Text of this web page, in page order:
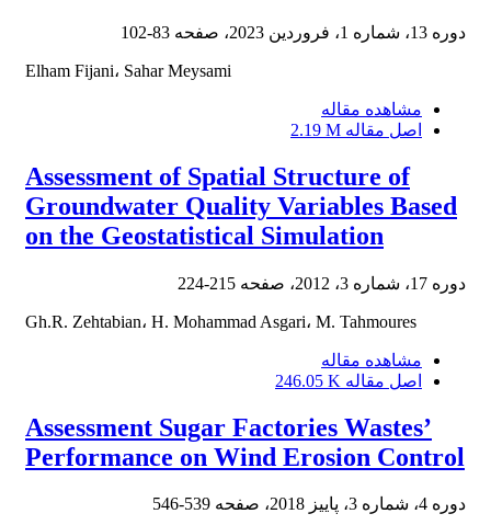
دوره 13، شماره 1، فروردین 2023، صفحه 83-102
Elham Fijani، Sahar Meysami
مشاهده مقاله
اصل مقاله 2.19 M
Assessment of Spatial Structure of
Groundwater Quality Variables Based
on the Geostatistical Simulation
دوره 17، شماره 3، 2012، صفحه 215-224
Gh.R. Zehtabian، H. Mohammad Asgari، M. Tahmoures
مشاهده مقاله
اصل مقاله 246.05 K
Assessment Sugar Factories Wastes’
Performance on Wind Erosion Control
دوره 4، شماره 3، پاییز 2018، صفحه 539-546